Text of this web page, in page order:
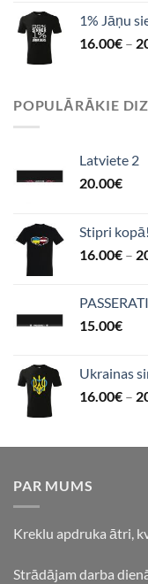
1% Jāņu
16.00€ –
POPULĀRĀKIE
Latviete 2
20.00€
Stipri kopā!
16.00€ –
PASSERATI
15.00€
Ukrainas
16.00€ –
PAR MUMS
Kreklu apdruka ātri,
Strādājam darba